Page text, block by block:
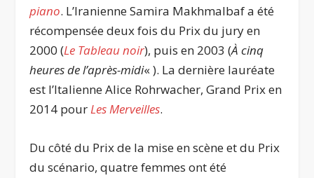
piano. L’Iranienne Samira Makhmalbaf a été
récompensée deux fois du Prix du jury en
2000 (Le Tableau noir), puis en 2003 (À cinq
heures de l’après-midi« ). La dernière lauréate
est l’Italienne Alice Rohrwacher, Grand Prix en
2014 pourLes Merveilles.
Du côté du Prix de la mise en scène et du Prix
du scénario, quatre femmes ont été